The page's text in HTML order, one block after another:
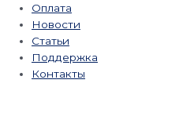
Оплата
Новости
Статьи
Поддержка
Контакты